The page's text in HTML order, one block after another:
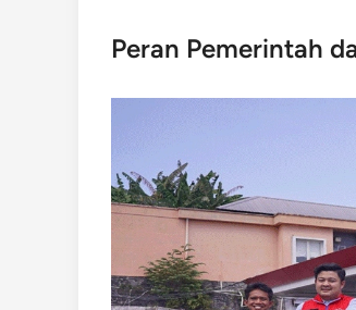
Peran Pemerintah